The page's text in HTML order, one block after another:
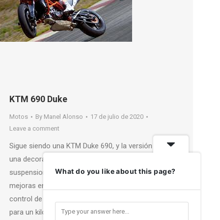
KTM 690 Duke
Motos By Manel Alonso
17 de julio de 2020
Leave a comment
Sigue siendo una KTM Duke 690, y la versión R, con
una decoración específica con chasis naranja,
suspensiones multi-regulables, intermitentes LED,
mejoras en los frenos, modos de pilotaje de serie,
control de tracción y para postre, un par de CV más
para un kilo menos de peso.
What do you like about this page?